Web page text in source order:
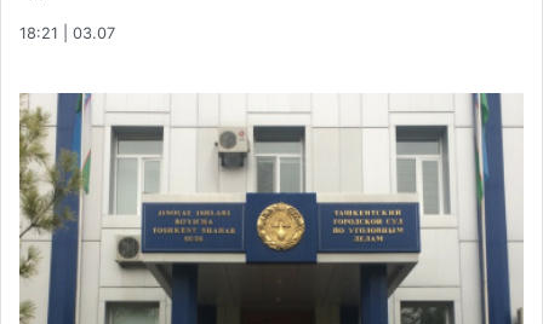
18:21 | 03.07